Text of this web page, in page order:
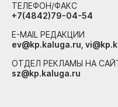
ТЕЛЕФОН/ФАКС
+7(4842)79-04-54
E-MAIL РЕДАКЦИИ
ev@kp.kaluga.ru,
ОТДЕЛ РЕКЛАМЫ НА
sz@kp.kaluga.ru